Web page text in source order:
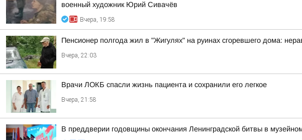
военный художник Юрий Сивачёв
Вчера, 19:58
Пенсионер полгода жил в "Жигулях" на руинах сгоревшего дома:
Вчера, 22:03
Врачи ЛОКБ спасли жизнь пациента и сохранили его легкое
Вчера, 21:58
В преддверии годовщины окончания Ленинградской битвы в